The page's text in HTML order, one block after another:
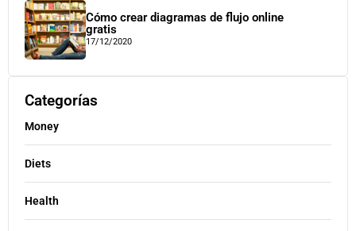
Cómo crear diagramas de flujo online
gratis
17/12/2020
Categorías
Money
Diets
Health